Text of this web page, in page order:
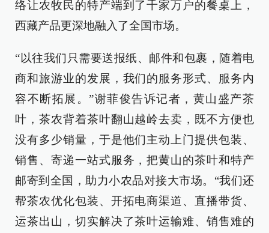
络让农牧民的特产端到了千家万户的餐桌上，
西藏产品更深地融入了全国市场。
“以往我们只需要送报纸、邮件和包裹，随着电
商和旅游业的发展，我们的服务形式、服务内
容不断拓展。”谢菲俊告诉记者，黄山盛产茶
叶，茶农背着茶叶翻山越岭去卖，既不方便也
没有多少销量，于是他们主动上门提供包装、
销售、寄递一站式服务，把黄山的茶叶和特产
邮寄到全国，助力小农品对接大市场。“我们还
帮茶农优化包装、开拓电商渠道、直播带货、
运茶出山，切实解决了茶叶运输难、销售难的